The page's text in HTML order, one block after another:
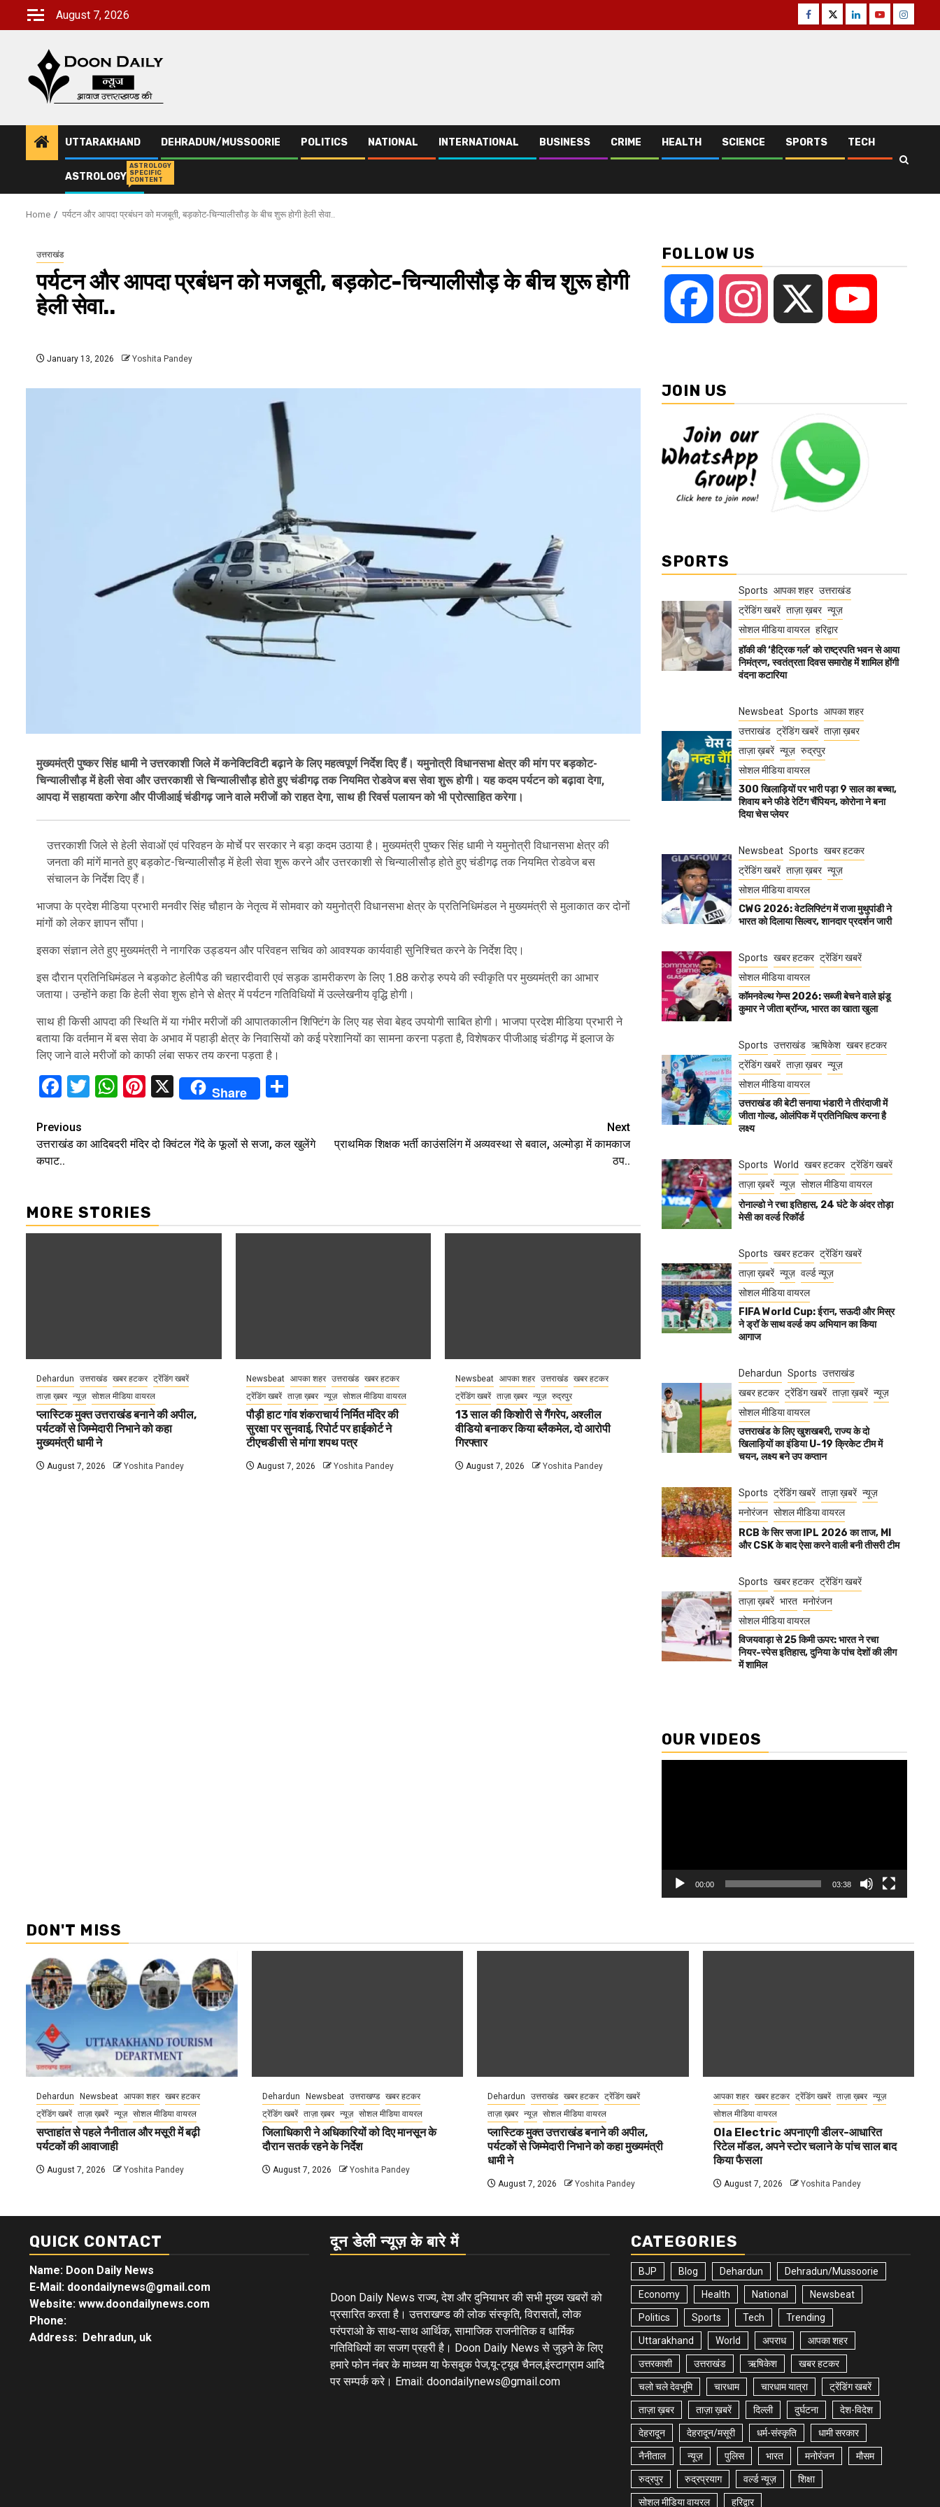
August 7, 2026 Facebook
TwitterLinkedinYoutube
UTTARAKHAND DEHRADUN/MUSSOORIE POLITICS NATIONAL INTERNATIONAL BUSINESS CRIME HEALTH SCIENCE SPORTS TECH
ASTROLOGY
ASTROLOGY
SPECIFIC
CONTENT
Home पर्यटन और आपदा प्रबंधन को मजबूती, बड़कोट-चिन्यालीसौड़ के बीच शुरू होगी हेली सेवा..
उत्तराखंड
पर्यटन और आपदा प्रबंधन को मजबूती, बड़कोट-चिन्यालीसौड़ के बीच शुरू होगी
हेली सेवा..
January 13, 2026 Yoshita Pandey
मुख्यमंत्री पुष्कर सिंह धामी ने उत्तरकाशी जिले में कनेक्टिविटी बढ़ाने के लिए महत्वपूर्ण निर्देश दिए हैं। यमुनोत्री विधानसभा क्षेत्र की मांग पर बड़कोट-
चिन्यालीसौड़ में हेली सेवा और उत्तरकाशी से चिन्यालीसौड़ होते हुए चंडीगढ़ तक नियमित रोडवेज बस सेवा शुरू होगी। यह कदम पर्यटन को बढ़ावा देगा,
आपदा में सहायता करेगा और पीजीआई चंडीगढ़ जाने वाले मरीजों को राहत देगा, साथ ही रिवर्स पलायन को भी प्रोत्साहित करेगा।
उत्तरकाशी जिले से हेली सेवाओं एवं परिवहन के मोर्चे पर सरकार ने बड़ा कदम उठाया है। मुख्यमंत्री पुष्कर सिंह धामी ने यमुनोत्री विधानसभा क्षेत्र की
जनता की मांगें मानते हुए बड़कोट-चिन्यालीसौड़ में हेली सेवा शुरू करने और उत्तरकाशी से चिन्यालीसौड़ होते हुए चंडीगढ़ तक नियमित रोडवेज बस
संचालन के निर्देश दिए हैं।
भाजपा के प्रदेश मीडिया प्रभारी मनवीर सिंह चौहान के नेतृत्व में सोमवार को यमुनोत्री विधानसभा क्षेत्र के प्रतिनिधिमंडल ने मुख्यमंत्री से मुलाकात कर दोनों
मांगों को लेकर ज्ञापन सौंपा।
इसका संज्ञान लेते हुए मुख्यमंत्री ने नागरिक उड्डयन और परिवहन सचिव को आवश्यक कार्यवाही सुनिश्चित करने के निर्देश दिए।
इस दौरान प्रतिनिधिमंडल ने बड़कोट हेलीपैड की चहारदीवारी एवं सड़क डामरीकरण के लिए 1.88 करोड़ रुपये की स्वीकृति पर मुख्यमंत्री का आभार
जताया। उन्होंने कहा कि हेली सेवा शुरू होने से क्षेत्र में पर्यटन गतिविधियों में उल्लेखनीय वृद्धि होगी।
साथ ही किसी आपदा की स्थिति में या गंभीर मरीजों की आपातकालीन शिफ्टिंग के लिए यह सेवा बेहद उपयोगी साबित होगी। भाजपा प्रदेश मीडिया प्रभारी ने
बताया कि वर्तमान में बस सेवा के अभाव में पहाड़ी क्षेत्र के निवासियों को कई परेशानियों का सामना करना पड़ता है, विशेषकर पीजीआइ चंडीगढ़ में इलाज के
लिए जाने वाले मरीजों को काफी लंबा सफर तय करना पड़ता है।
Facebook
Twitter
WhatsApp
Pinterest
X Share
Continue
Reading
Previous
उत्तराखंड का आदिबदरी मंदिर दो क्विंटल गेंदे के फूलों से सजा, कल खुलेंगे
कपाट..
Next
प्राथमिक शिक्षक भर्ती काउंसलिंग में अव्यवस्था से बवाल, अल्मोड़ा में कामकाज
ठप..
MORE STORIES
Dehardun उत्तराखंड खबर हटकर ट्रेंडिंग खबरें
ताज़ा ख़बर न्यूज़ सोशल मीडिया वायरल
प्लास्टिक मुक्त उत्तराखंड बनाने की अपील,
पर्यटकों से जिम्मेदारी निभाने को कहा
मुख्यमंत्री धामी ने
August 7, 2026 Yoshita Pandey
Newsbeat आपका शहर उत्तराखंड खबर हटकर
ट्रेंडिंग खबरें ताज़ा ख़बर न्यूज़ सोशल मीडिया वायरल
पौड़ी हाट गांव शंकराचार्य निर्मित मंदिर की
सुरक्षा पर सुनवाई, रिपोर्ट पर हाईकोर्ट ने
टीएचडीसी से मांगा शपथ पत्र
August 7, 2026 Yoshita Pandey
Newsbeat आपका शहर उत्तराखंड खबर हटकर
ट्रेंडिंग खबरें ताज़ा ख़बर न्यूज़ रुद्रपुर
13 साल की किशोरी से गैंगरेप, अश्लील
वीडियो बनाकर किया ब्लैकमेल, दो आरोपी
गिरफ्तार
August 7, 2026 Yoshita Pandey
FOLLOW US
Facebook Instagram
JOIN US
SPORTS
Sports आपका शहर उत्तराखंड
ट्रेंडिंग खबरें ताज़ा ख़बर न्यूज़
सोशल मीडिया वायरल हरिद्वार
हॉकी की ‘हैट्रिक गर्ल’ को राष्ट्रपति भवन से आया
निमंत्रण, स्वतंत्रता दिवस समारोह में शामिल होंगी
वंदना कटारिया
Newsbeat Sports आपका शहर
उत्तराखंड ट्रेंडिंग खबरें ताज़ा ख़बर
ताज़ा ख़बरें न्यूज़ रुद्रपुर
सोशल मीडिया वायरल
300 खिलाड़ियों पर भारी पड़ा 9 साल का बच्चा,
शिवाय बने फीडे रेटिंग चैंपियन, कोरोना ने बना
दिया चेस प्लेयर
Newsbeat Sports खबर हटकर
ट्रेंडिंग खबरें ताज़ा ख़बर न्यूज़
सोशल मीडिया वायरल
CWG 2026: वेटलिफ्टिंग में राजा मुथुपांडी ने
भारत को दिलाया सिल्वर, शानदार प्रदर्शन जारी
Sports खबर हटकर ट्रेंडिंग खबरें
सोशल मीडिया वायरल
कॉमनवेल्थ गेम्स 2026: सब्जी बेचने वाले झंडू
कुमार ने जीता ब्रॉन्ज, भारत का खाता खुला
Sports उत्तराखंड ऋषिकेश खबर हटकर
ट्रेंडिंग खबरें ताज़ा ख़बर न्यूज़
सोशल मीडिया वायरल
उत्तराखंड की बेटी सनाया भंडारी ने तीरंदाजी में
जीता गोल्ड, ओलंपिक में प्रतिनिधित्व करना है
लक्ष्य
Sports World खबर हटकर ट्रेंडिंग खबरें
ताज़ा ख़बरें न्यूज़ सोशल मीडिया वायरल
रोनाल्डो ने रचा इतिहास, 24 घंटे के अंदर तोड़ा
मेसी का वर्ल्ड रिकॉर्ड
Sports खबर हटकर ट्रेंडिंग खबरें
ताज़ा ख़बरें न्यूज़ वर्ल्ड न्यूज़
सोशल मीडिया वायरल
FIFA World Cup: ईरान, सऊदी और मिस्र
ने ड्रॉ के साथ वर्ल्ड कप अभियान का किया
आगाज
Dehardun Sports उत्तराखंड
खबर हटकर ट्रेंडिंग खबरें ताज़ा ख़बरें न्यूज़
सोशल मीडिया वायरल
उत्तराखंड के लिए खुशखबरी, राज्य के दो
खिलाड़ियों का इंडिया U-19 क्रिकेट टीम में
चयन, लक्ष्य बने उप कप्तान
Sports ट्रेंडिंग खबरें ताज़ा ख़बरें न्यूज़
मनोरंजन सोशल मीडिया वायरल
RCB के सिर सजा IPL 2026 का ताज, MI
और CSK के बाद ऐसा करने वाली बनी तीसरी टीम
Sports खबर हटकर ट्रेंडिंग खबरें
ताज़ा ख़बरें भारत मनोरंजन
सोशल मीडिया वायरल
विजयवाड़ा से 25 किमी ऊपर: भारत ने रचा
नियर-स्पेस इतिहास, दुनिया के पांच देशों की लीग
में शामिल
OUR VIDEOS
00:00 03:38
DON'T MISS
Dehardun Newsbeat आपका शहर खबर हटकर
ट्रेंडिंग खबरें ताज़ा ख़बरें न्यूज़ सोशल मीडिया वायरल
सप्ताहांत से पहले नैनीताल और मसूरी में बढ़ी
पर्यटकों की आवाजाही
August 7, 2026 Yoshita Pandey
Dehardun Newsbeat उत्तराखण्ड
खबर हटकर
ट्रेंडिंग खबरें
ताज़ा ख़बर न्यूज़ सोशल मीडिया वायरल
जिलाधिकारी ने अधिकारियों को दिए मानसून के
दौरान सतर्क रहने के निर्देश
August 7, 2026 Yoshita Pandey
Dehardun उत्तराखंड खबर हटकर ट्रेंडिंग खबरें
ताज़ा ख़बर न्यूज़ सोशल मीडिया वायरल
प्लास्टिक मुक्त उत्तराखंड बनाने की अपील,
पर्यटकों से जिम्मेदारी निभाने को कहा मुख्यमंत्री
धामी ने
August 7, 2026 Yoshita Pandey
आपका शहर खबर हटकर ट्रेंडिंग खबरें ताज़ा ख़बर
न्यूज़
सोशल मीडिया वायरल
Ola Electric अपनाएगी डीलर-आधारित
रिटेल मॉडल, अपने स्टोर चलाने के पांच साल बाद
किया फैसला
August 7, 2026 Yoshita Pandey
QUICK CONTACT
Name: Doon Daily News
E-Mail: doondailynews@gmail.com
Website: www.doondailynews.com
Phone:
Address: Dehradun, uk
दून डेली न्यूज़ के बारे में
Doon Daily News राज्य, देश और दुनियाभर की सभी मुख्य खबरों को
प्रसारित करता है। उत्तराखण्ड की लोक संस्कृति, विरासतों, लोक
परंपराओ के साथ-साथ आर्थिक, सामाजिक राजनीतिक व धार्मिक
गतिविधियों का सजग प्रहरी है। Doon Daily News से जुड़ने के लिए
हमारे फोन नंबर के माध्यम या फेसबुक पेज,यू-ट्यूब चैनल,इंस्टाग्राम आदि
पर सम्पर्क करे। Email: doondailynews@gmail.com
CATEGORIES
BJP Blog Dehardun Dehradun/Mussoorie
Economy Health National Newsbeat
Politics Sports Tech Trending
Uttarakhand World अपराध आपका शहर
उत्तरकाशी उत्तराखंड ऋषिकेश खबर हटकर
चलो चले देवभूमि चारधाम चारधाम यात्रा ट्रेंडिंग खबरें
ताज़ा ख़बर ताज़ा ख़बरें दिल्ली दुर्घटना देश-विदेश
देहरादून देहरादून/मसूरी धर्म-संस्कृति धामी सरकार
नैनीताल न्यूज़ पुलिस भारत मनोरंजन मौसम
रुद्रपुर रुद्रप्रयाग वर्ल्ड न्यूज़ शिक्षा
सोशल मीडिया वायरल हरिद्वार